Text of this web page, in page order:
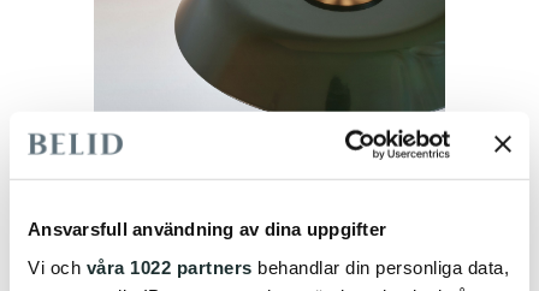
Ansvarsfull användning av dina uppgifter
Vi och våra 1022 partners behandlar din personliga data,